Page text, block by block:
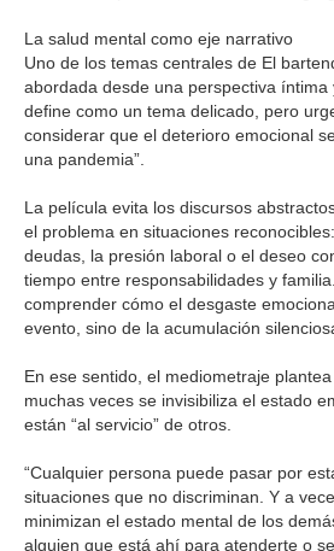
La salud mental como eje narrativo
Uno de los temas centrales de El
abordada desde una perspectiva íntima
define como un tema delicado, pero
considerar que el deterioro emocional
una pandemia”.
La película evita los discursos
el problema en situaciones
deudas, la presión laboral o el deseo
tiempo entre responsabilidades y
comprender cómo el desgaste
evento, sino de la acumulación
En ese sentido, el mediometraje
muchas veces se invisibiliza el estado
están “al servicio” de otros.
“Cualquier persona puede pasar por
situaciones que no discriminan. Y a
minimizan el estado mental de los
alguien que está ahí para atenderte o